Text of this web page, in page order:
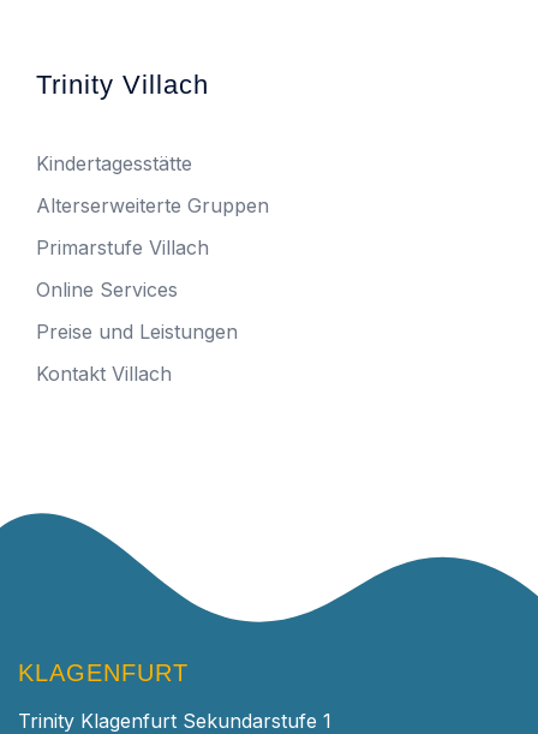
Trinity Villach
Kindertagesstätte
Alterserweiterte Gruppen
Primarstufe Villach
Online Services
Preise und Leistungen
Kontakt Villach
KLAGENFURT
Trinity Klagenfurt Sekundarstufe 1